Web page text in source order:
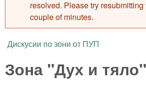
resolved. Please try resubmitting
couple of minutes.
You are here
Дискусии по зони от ПУП
Зона "Дух и тяло"